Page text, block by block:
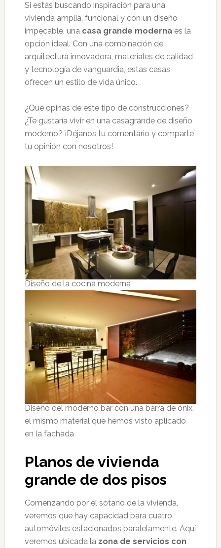
Si estás buscando inspiración para una
vivienda amplia, funcional y con un diseño
impecable, una casa grande modernaes la
opción ideal. Con una combinación de
arquitectura innovadora, materiales de calidad
y tecnología de vanguardia, estas casas
ofrecen un estilo de vida único.
¿Qué opinas de este tipo de construcciones?
¿Te gustaría vivir en una casagrande de diseño
moderno? ¡Déjanos tu comentario y comparte
tu opinión con nosotros!
Diseño de la cocina moderna
Diseño del moderno bar con una barra de ónix,
el mismo material que hemos visto aplicado
en la fachada
Planos de vivienda
grande de dos pisos
Comenzando por el sótano de la vivienda,
veremos que hay capacidad para cuatro
automóviles estacionados paralelamente. Aquí
veremos ubicada la zona de servicios con